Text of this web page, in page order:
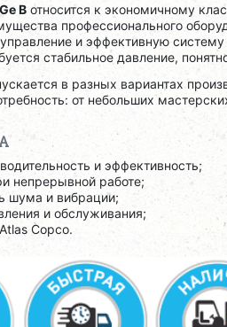
B относится к экономичному
профессионального
управление и эффективную
стабильное давление,
в разных вариантах
от небольших
и эффективность;
непрерывной работе;
шума и вибрации;
и обслуживания;
Copco.